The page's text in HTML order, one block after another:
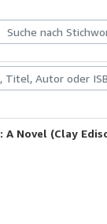
BücherKunst &
Novel (Clay